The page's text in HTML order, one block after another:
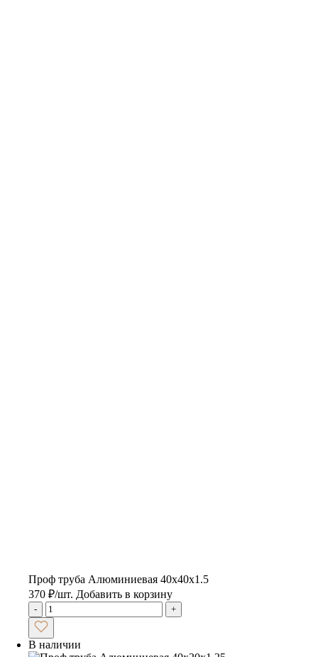
Проф труба Алюминиевая 40х40х1.5
370 ₽/шт. Добавить в корзину
- +
В наличии